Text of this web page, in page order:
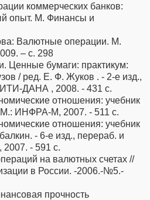
коммерческих банков:
опыт. М. Финансы и
Валютные операции. М.
– с. 298
Ценные бумаги: практикум:
/ ред. Е. Ф. Жуков . - 2-е изд.,
ДАНА , 2008. - 431 с.
отношения: учебник
ИНФРА-М, 2007. - 511 с.
отношения: учебник
- 6-е изд., перераб. и
- 591 с.
на валютных счетах //
в России. -2006.-№5.-
прочность